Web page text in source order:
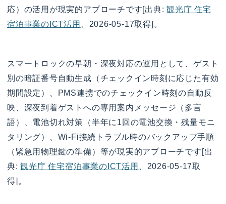
応）の活用が現実的アプローチです[出典:観光庁 住宅
宿泊事業のICT活用
、2026-05-17取得]。
スマートロックの早朝・深夜対応の運用として、ゲスト
別の暗証番号自動生成（チェックイン時刻に応じた有効
期間設定）、PMS連携でのチェックイン時刻の自動反
映、深夜到着ゲストへの専用案内メッセージ（多言
語）、電池切れ対策（半年に1回の電池交換・残量モニ
タリング）、Wi-Fi接続トラブル時のバックアップ手順
（緊急用物理鍵の準備）等が現実的アプローチです[出
典:観光庁 住宅宿泊事業のICT活用
、2026-05-17取
得]。